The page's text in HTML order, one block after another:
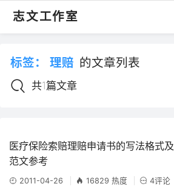
志文工作室
标签： 理赔 的文章列表
共1篇文章
医疗保险索赔理赔申请书的写法格式及
范文参考
2011-04-26 16829 热度 4评论